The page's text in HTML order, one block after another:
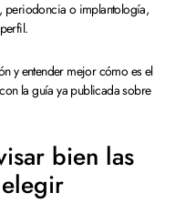
periodoncia o implantología,
y entender mejor cómo es el
la guía ya publicada sobre
bien las